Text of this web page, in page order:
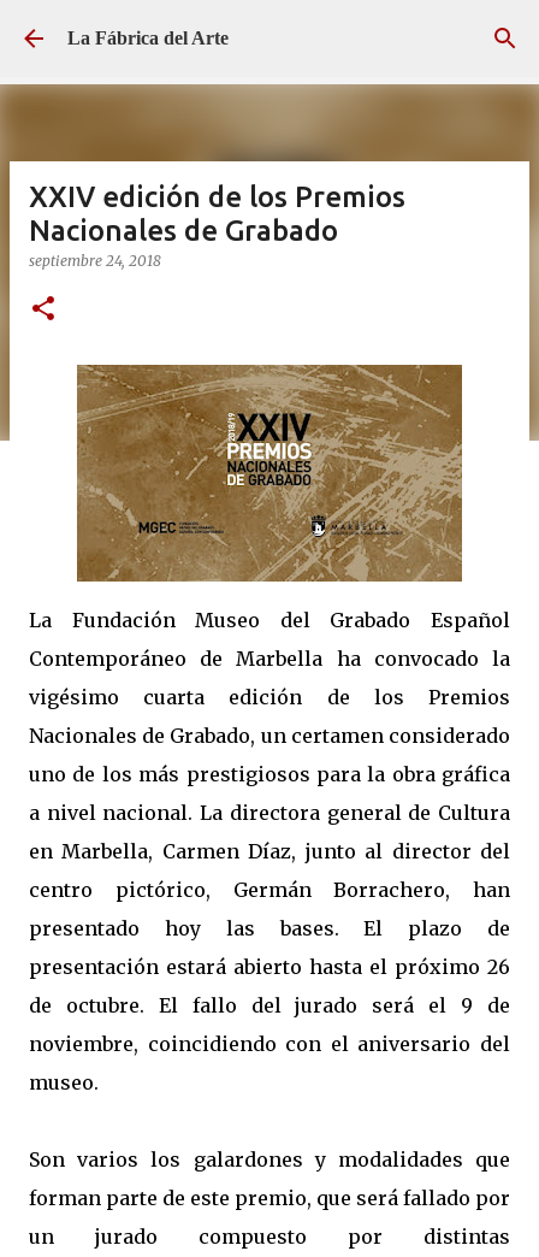
Ir al contenido principal
La Fábrica del Arte
XXIV edición de los Premios
Nacionales de Grabado
septiembre 24, 2018
La Fundación Museo del Grabado Español
Contemporáneo de Marbella ha convocado la
vigésimo cuarta edición de los Premios
Nacionales de Grabado, un certamen considerado
uno de los más prestigiosos para la obra gráfica
a nivel nacional. La directora general de Cultura
en Marbella, Carmen Díaz, junto al director del
centro pictórico, Germán Borrachero, han
presentado hoy las bases. El plazo de
presentación estará abierto hasta el próximo 26
de octubre. El fallo del jurado será el 9 de
noviembre, coincidiendo con el aniversario del
museo.
Son varios los galardones y modalidades que
forman parte de este premio, que será fallado por
un jurado compuesto por distintas